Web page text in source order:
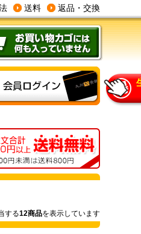
返品・交換
送料
する12商品を表示しています